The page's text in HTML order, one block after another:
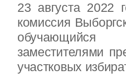
23 августа 2022
комиссия
обучающийся
заместителями
участковых